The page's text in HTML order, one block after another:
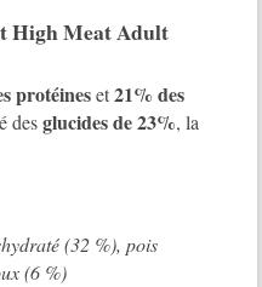
High Meat Adult
protéineset21% des
desglucides de 23%, la
(32 %), pois
(6 %)